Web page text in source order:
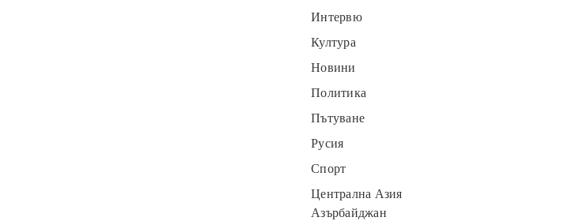
Интервю
Култура
Новини
Политика
Пътуване
Русия
Спорт
Централна Азия
Азърбайджан